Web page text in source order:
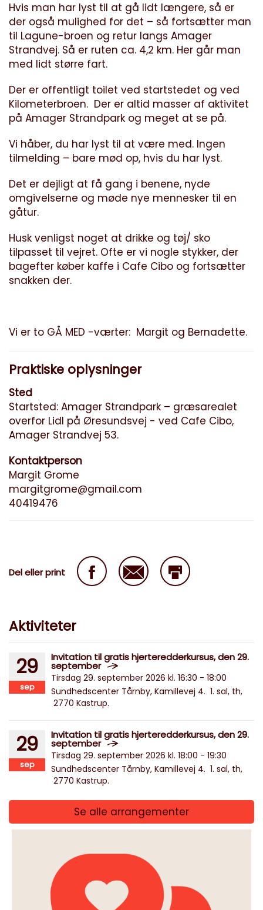
Hvis man har lyst til at gå lidt længere, så er
der også mulighed for det – så fortsætter man
til Lagune-broen og retur langs Amager
Strandvej. Så er ruten ca. 4,2 km. Her går man
med lidt større fart.
Der er offentligt toilet ved startstedet og ved
Kilometerbroen. Der er altid masser af aktivitet
på Amager Strandpark og meget at se på.
Vi håber, du har lyst til at være med. Ingen
tilmelding – bare mød op, hvis du har lyst.
Det er dejligt at få gang i benene, nyde
omgivelserne og møde nye mennesker til en
gåtur.
Husk venligst noget at drikke og tøj/ sko
tilpasset til vejret. Ofte er vi nogle stykker, der
bagefter køber kaffe i Cafe Cibo og fortsætter
snakken der.
Vi er to GÅ MED -værter: Margit og Bernadette.
Praktiske oplysninger
Sted
Startsted: Amager Strandpark – græsarealet
overfor Lidl på Øresundsvej - ved Cafe Cibo,
Amager Strandvej 53.
Kontaktperson
Margit Grome
margitgrome@gmail.com
40419476
Del eller print
Aktiviteter
29
sep
Invitation til gratis hjerteredderkursus, den 29.
september
Tirsdag 29. september 2026 kl. 16:30 - 18:00
Sundhedscenter Tårnby, Kamillevej 4. 1. sal, th,
2770 Kastrup.
29
sep
Invitation til gratis hjerteredderkursus, den 29.
september
Tirsdag 29. september 2026 kl. 18:00 - 19:30
Sundhedscenter Tårnby, Kamillevej 4. 1. sal, th,
2770 Kastrup.
Se alle arrangementer